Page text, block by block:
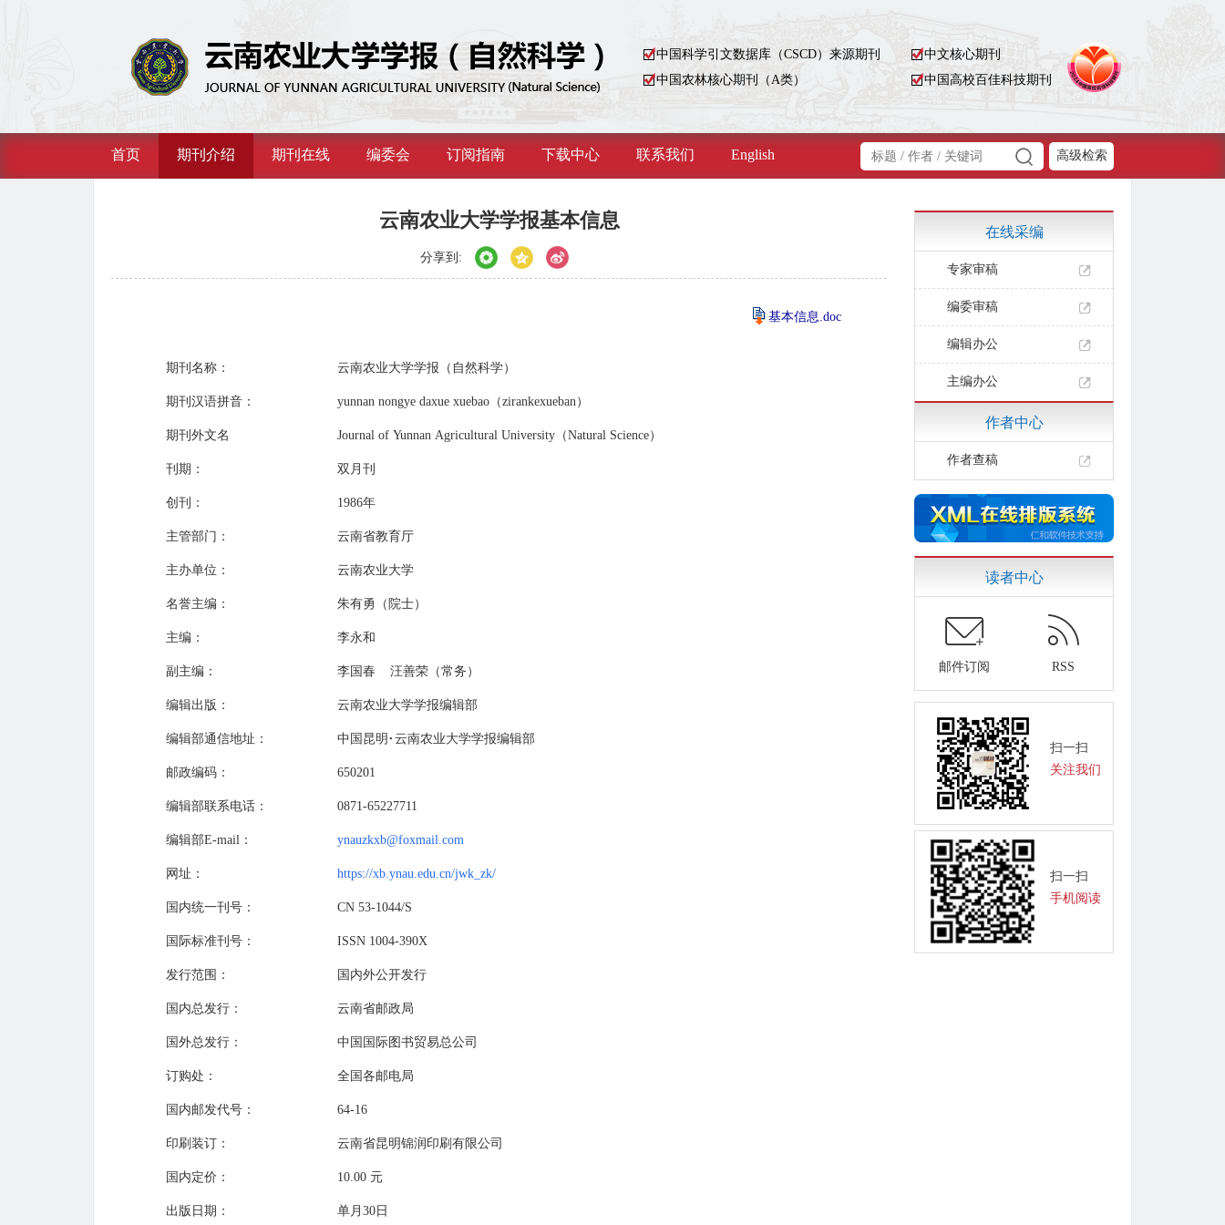
中国科学引文数据库（CSCD）来源期刊
中文核心期刊
中国农林核心期刊（A类）
中国高校百佳科技期刊
首页 期刊介绍 期刊在线 编委会 订阅指南 下载中心 联系我们 English 高级检索
云南农业大学学报基本信息
分享到:
基本信息.doc
期刊名称： 云南农业大学学报（自然科学）
期刊汉语拼音： yunnan nongye daxue xuebao（zirankexueban）
期刊外文名 Journal of Yunnan Agricultural University（Natural Science）
刊期： 双月刊
创刊： 1986年
主管部门： 云南省教育厅
主办单位： 云南农业大学
名誉主编： 朱有勇（院士）
主编： 李永和
副主编： 李国春 汪善荣（常务）
编辑出版： 云南农业大学学报编辑部
编辑部通信地址： 中国昆明·云南农业大学学报编辑部
邮政编码： 650201
编辑部联系电话： 0871-65227711
编辑部E-mail： ynauzkxb@foxmail.com
网址： https://xb.ynau.edu.cn/jwk_zk/
国内统一刊号： CN 53-1044/S
国际标准刊号： ISSN 1004-390X
发行范围： 国内外公开发行
国内总发行： 云南省邮政局
国外总发行： 中国国际图书贸易总公司
订购处： 全国各邮电局
国内邮发代号： 64-16
印刷装订： 云南省昆明锦润印刷有限公司
国内定价： 10.00 元
出版日期： 单月30日
在线采编
专家审稿
编委审稿
编辑办公
主编办公
作者中心
作者查稿
读者中心
邮件订阅 RSS
扫一扫
关注我们
扫一扫
手机阅读